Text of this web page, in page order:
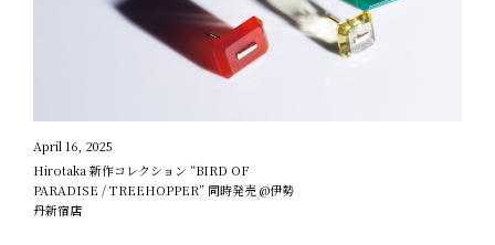
April 16, 2025
Hirotaka 新作コレクション “BIRD OF
PARADISE / TREEHOPPER” 同時発売 @伊勢
丹新宿店